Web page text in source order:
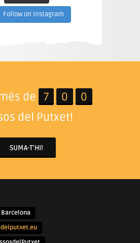
Follow on Instagram
de 7 0
0
del Putxet!
SUMA-T'HI!